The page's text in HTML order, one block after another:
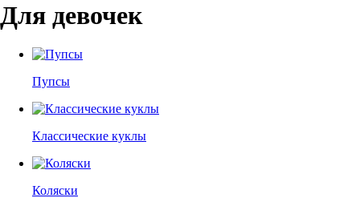
Для девочек
Пупсы
Классические куклы
Коляски